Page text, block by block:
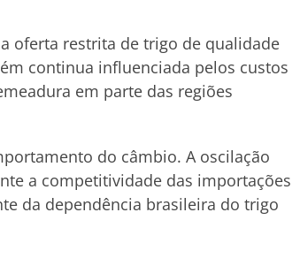
oferta restrita de trigo de qualidade
continua influenciada pelos custos
em parte das regiões
do câmbio. A oscilação
a competitividade das importações
da dependência brasileira do trigo